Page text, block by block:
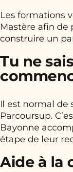
Les formations
Mastère afin de
construire un
Tu ne
Il est normal de
Parcoursup.
Bayonne
étape de leur
Aide à la